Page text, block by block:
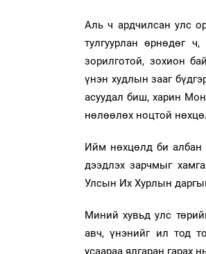
Аль ч ардчилсан улс
тулгуурлан өрнөдөг
зорилготой, зохион
үнэн худлын зааг
асуудал биш, харин
нөлөөлөх ноцтой
Ийм нөхцөлд би албан
дээдлэх зарчмыг
Улсын Их Хурлын
Миний хувьд улс
авч, үнэнийг ил тод
усаараа ялгаран гарах